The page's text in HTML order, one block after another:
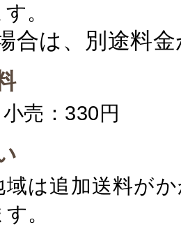
。
合は、別途料
売：330円 卸
域は追加送料が
。